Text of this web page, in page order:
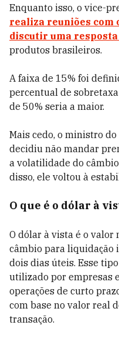
Enquanto isso, o vice-
realiza reuniões com
discutir uma
produtos brasileiros.
A faixa de 15% foi
percentual de
de 50% seria a maior.
Mais cedo, o ministro do
decidiu não mandar
a volatilidade do
disso, ele voltou à
O que é o dólar à
O dólar à vista é o valor
câmbio para liquidação
dois dias úteis. Esse
utilizado por empresas
operações de curto
com base no valor real
transação.